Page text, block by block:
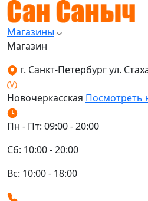
Магазины
Магазин
г. Санкт-Петербург ул.
Новочеркасская Посмотреть
Пн - Пт: 09:00 - 20:00
Сб: 10:00 - 20:00
Вс: 10:00 - 18:00